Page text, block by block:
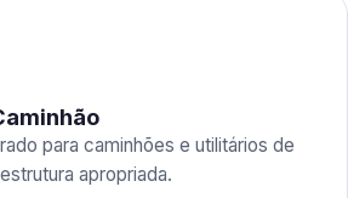
para caminhões e utilitários de
apropriada.